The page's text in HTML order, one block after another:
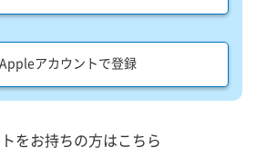
Appleアカウントで登録
をお持ちの方はこちら